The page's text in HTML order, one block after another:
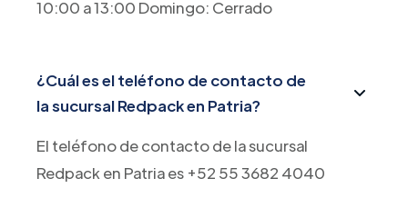
10:00 a 13:00 Domingo: Cerrado
¿Cuál es el teléfono de contacto de
la sucursal Redpack en Patria?
El teléfono de contacto de la sucursal
Redpack en Patria es +52 55 3682 4040